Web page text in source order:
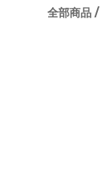
全部商品 /